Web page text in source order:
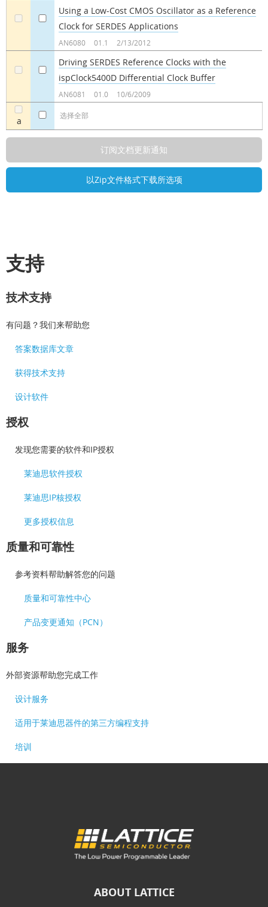
a 选择全部
Using a Low-Cost CMOS Oscillator as a Reference
Clock for SERDES Applications
AN6080 01.1 2/13/2012
Driving SERDES Reference Clocks with the
ispClock5400D Differential Clock Buffer
AN6081 01.0 10/6/2009
支持
技术支持
有问题？我们来帮助您
答案数据库文章
获得技术支持
设计软件
授权
发现您需要的软件和IP授权
莱迪思软件授权
莱迪思IP核授权
更多授权信息
质量和可靠性
参考资料帮助解答您的问题
质量和可靠性中心
产品变更通知（PCN）
服务
外部资源帮助您完成工作
设计服务
适用于莱迪思器件的第三方编程支持
培训
ABOUT LATTICE